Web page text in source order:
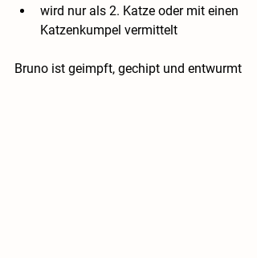
wird nur als 2. Katze oder mit einen
Katzenkumpel vermittelt
Bruno ist geimpft, gechipt und entwurmt